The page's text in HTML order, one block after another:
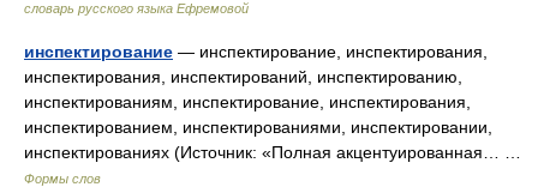
словарь русского языка Ефремовой
инспектирование — инспектирование, инспектирования,
инспектирования, инспектирований, инспектированию,
инспектированиям, инспектирование, инспектирования,
инспектированием, инспектированиями, инспектировании,
инспектированиях (Источник: «Полная акцентуированная… …
Формы слов